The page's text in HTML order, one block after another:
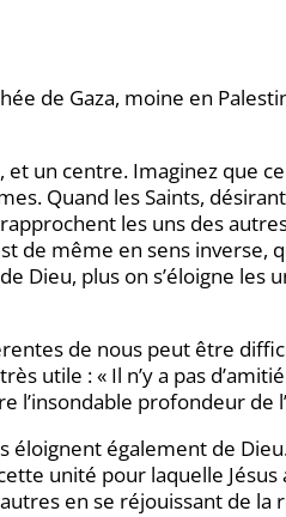
de Gaza, moine en
un centre. Imaginez que ce
Quand les Saints,
les uns des
de même en sens inverse,
Dieu, plus on s’éloigne les
de nous peut être
utile : « Il n’y a pas
l’insondable profondeur de
éloignent également de
unité pour laquelle Jésus
en se réjouissant de la